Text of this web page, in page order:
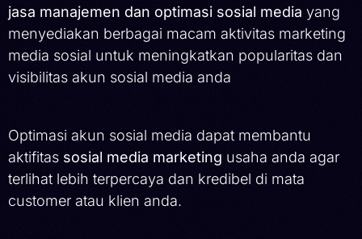
jasa manajemen dan optimasi sosial media yang
menyediakan berbagai macam aktivitas marketing
media sosial untuk meningkatkan popularitas dan
visibilitas akun sosial media anda
Optimasi akun sosial media dapat membantu
aktifitas sosial media marketing usaha anda agar
terlihat lebih terpercaya dan kredibel di mata
customer atau klien anda.